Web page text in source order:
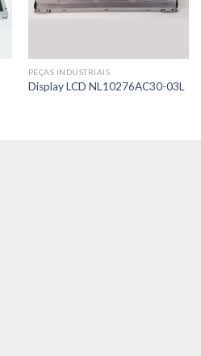
PEÇAS INDUSTRIAIS
Display LCD NL10276AC30-03L